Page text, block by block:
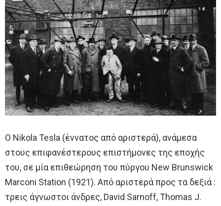
Ο Nikola Tesla (έννατος από αριστερά), ανάμεσα
στους επιφανέστερους επιστήμονες της εποχής
του, σε μία επιθεώρηση του πύργου New Brunswick
Marconi Station (1921). Από αριστερά προς τα δεξιά :
τρεις άγνωστοι άνδρες, David Sarnoff, Thomas J.